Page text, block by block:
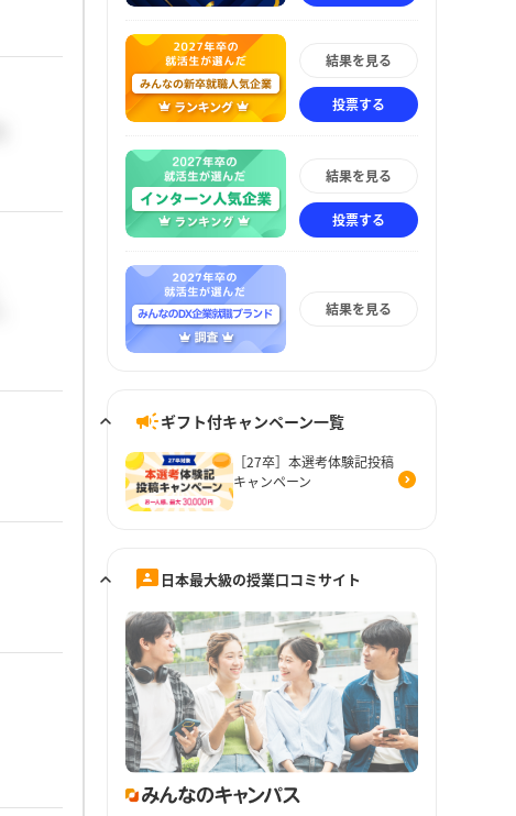
結果を見る
投票する
結果を見る
投票する
結果を見る
ギフト付キャンペーン一覧
［27卒］本選考体験記投稿
キャンペーン
日本最大級の授業口コミサイト